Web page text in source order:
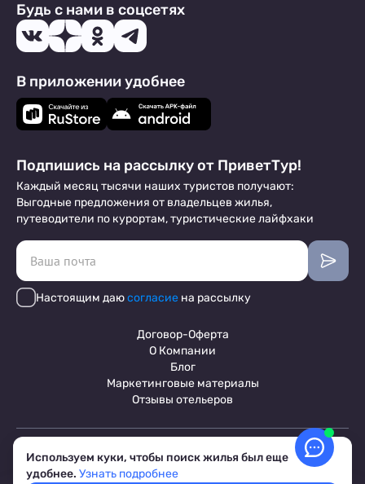
Будь с нами в соцсетях
В приложении удобнее
Подпишись на рассылку от ПриветТур!
Каждый месяц тысячи наших туристов получают:
Выгодные предложения от владельцев жилья,
путеводители по курортам, туристические лайфхаки
Настоящим даюсогласие на рассылку
Договор-Оферта
О Компании
Блог
Маркетинговые материалы
Отзывы отельеров
Пользовательское соглашение
Обработка персональных данных
Условия бронирования объектов
Используем куки, чтобы поиск жилья был еще
удобнее. Узнать подробнее